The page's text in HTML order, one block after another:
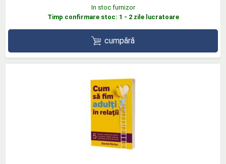
In stoc furnizor
Timp confirmare stoc: 1 - 2 zile lucratoare
cumpără